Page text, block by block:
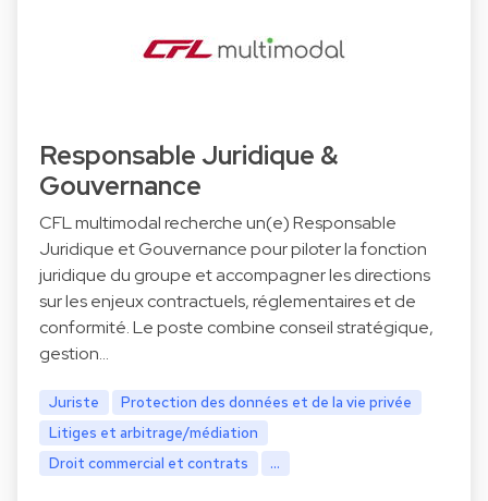
Responsable Juridique &
Gouvernance
CFL multimodal recherche un(e) Responsable
Juridique et Gouvernance pour piloter la fonction
juridique du groupe et accompagner les directions
sur les enjeux contractuels, réglementaires et de
conformité. Le poste combine conseil stratégique,
gestion…
Juriste
Protection des données et de la vie privée
Litiges et arbitrage/médiation
Droit commercial et contrats
...